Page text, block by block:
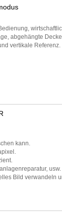
abgehängte
vertikale Referenz.
kann.
usw.
Bild verwandeln